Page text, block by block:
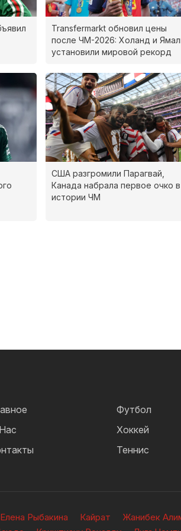
Transfermarkt обновил цены
после ЧМ-2026: Холанд и
установили мировой рекорд
США разгромили Парагвай,
Канада набрала первое очко в
истории ЧМ
Футбол
Хоккей
Теннис
Елена Рыбакина Кайрат
Жанибек